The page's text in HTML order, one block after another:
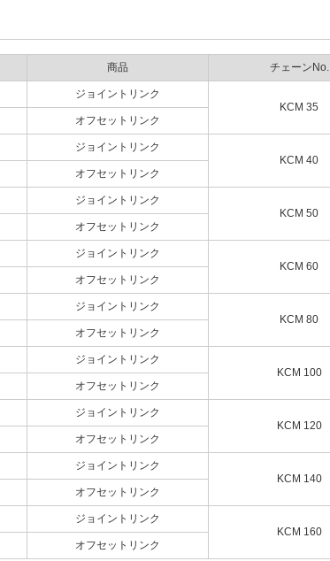
商品 チェーンNo.
ジョイントリンク
KCM 35
オフセットリンク
ジョイントリンク
KCM 40
オフセットリンク
ジョイントリンク
KCM 50
オフセットリンク
ジョイントリンク
KCM 60
オフセットリンク
ジョイントリンク
KCM 80
オフセットリンク
ジョイントリンク
KCM 100
オフセットリンク
ジョイントリンク
KCM 120
オフセットリンク
ジョイントリンク
KCM 140
オフセットリンク
ジョイントリンク
KCM 160
オフセットリンク